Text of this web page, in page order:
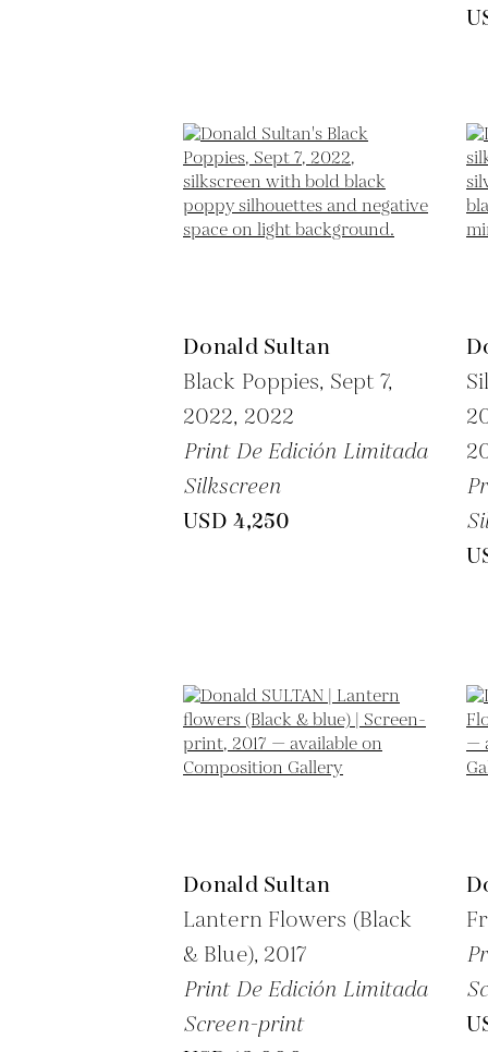
Donald Sultan
Black Poppies, Sept 7,
2022, 2022
Print De Edición Limitada
Silkscreen
USD 4,250
Donald Sultan
Lantern Flowers (Black
& Blue), 2017
Print De Edición Limitada
Screen-print